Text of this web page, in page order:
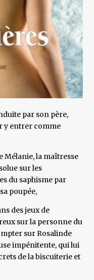
par son père,
y entrer comme
Mélanie, la maîtresse
sur les
du saphisme par
poupée,
des jeux de
sur la personne du
sur Rosalinde
impénitente, qui lui
de la biscuiterie et